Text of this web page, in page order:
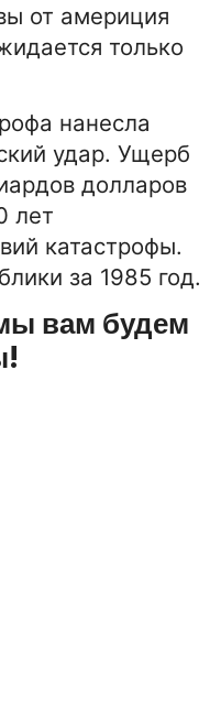
от америция
только
нанесла
удар. Ущерб
долларов
лет
катастрофы.
за 1985 год.
вам будем